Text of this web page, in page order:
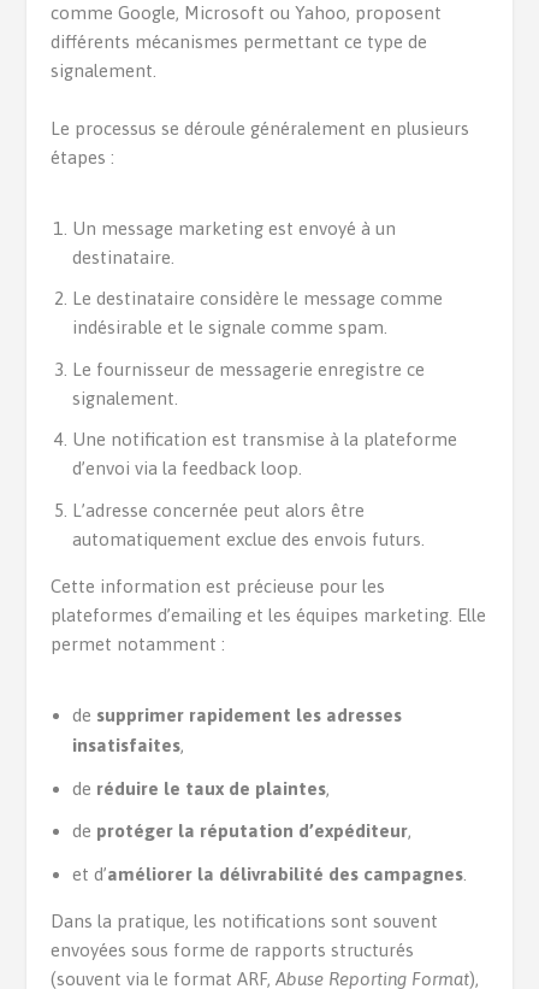
comme Google, Microsoft ou Yahoo, proposent
différents mécanismes permettant ce type de
signalement.
Le processus se déroule généralement en plusieurs
étapes :
Un message marketing est envoyé à un
destinataire.
Le destinataire considère le message comme
indésirable et le signale comme spam.
Le fournisseur de messagerie enregistre ce
signalement.
Une notification est transmise à la plateforme
d’envoi via la feedback loop.
L’adresse concernée peut alors être
automatiquement exclue des envois futurs.
Cette information est précieuse pour les
plateformes d’emailing et les équipes marketing. Elle
permet notamment :
de supprimer rapidement les adresses
insatisfaites,
de réduire le taux de plaintes,
de protéger la réputation d’expéditeur,
et d’améliorer la délivrabilité des campagnes.
Dans la pratique, les notifications sont souvent
envoyées sous forme de rapports structurés
(souvent via le format ARF,Abuse Reporting Format),